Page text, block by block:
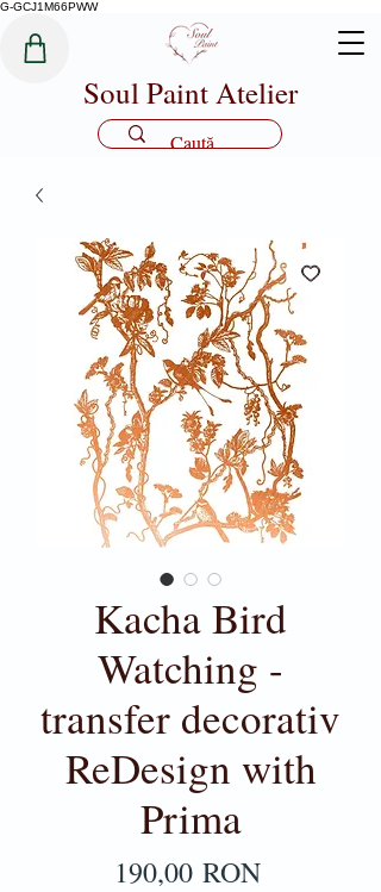
G-GCJ1M66PWW
Soul Paint Atelier
Kacha Bird
Watching -
transfer decorativ
ReDesign with
Prima
190,00 RONPreț